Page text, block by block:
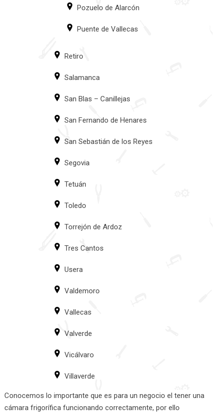
Pozuelo de Alarcón
Puente de Vallecas
Retiro
Salamanca
San Blas – Canillejas
San Fernando de Henares
San Sebastián de los Reyes
Segovia
Tetuán
Toledo
Torrejón de Ardoz
Tres Cantos
Usera
Valdemoro
Vallecas
Valverde
Vicálvaro
Villaverde
Conocemos lo importante que es para un negocio el tener una
cámara frigorífica funcionando correctamente, por ello